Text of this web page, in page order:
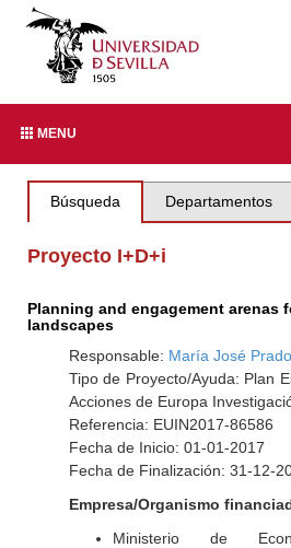
MENU
Búsqueda Departamentos
Proyecto I+D+i
Planning and engagement arenas
landscapes
Responsable: María José
Tipo de Proyecto/Ayuda: Plan
Acciones de Europa
Referencia: EUIN2017-86586
Fecha de Inicio: 01-01-2017
Fecha de Finalización: 31-12-
Empresa/Organismo
Ministerio de